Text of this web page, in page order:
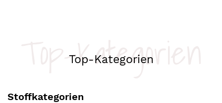
Top-Kategorien
Top-Kategorien
Stoffkategorien